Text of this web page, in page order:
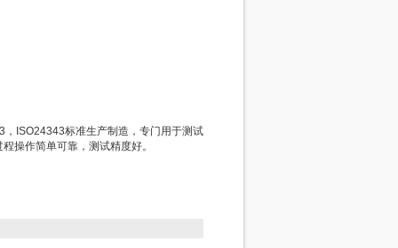
ISO24343标准生产制造，专门用于测试
操作简单可靠，测试精度好。